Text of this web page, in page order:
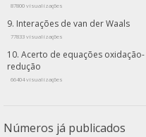
87800 visualizações
Interações de van der Waals
77833 visualizações
Acerto de equações oxidação-
redução
66404 visualizações
Números já publicados